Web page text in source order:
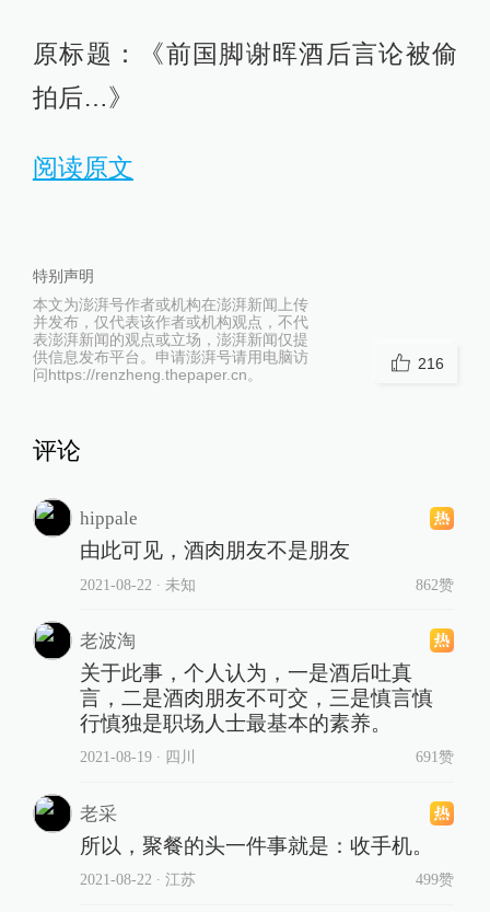
原标题：《前国脚谢晖酒后言论被偷
拍后…》
阅读原文
特别声明
本文为澎湃号作者或机构在澎湃新闻上传
并发布，仅代表该作者或机构观点，不代
表澎湃新闻的观点或立场，澎湃新闻仅提
供信息发布平台。申请澎湃号请用电脑访
问https://renzheng.thepaper.cn。
216
评论
hippale
由此可见，酒肉朋友不是朋友
2021-08-22 ∙ 未知 862赞
老波淘
关于此事，个人认为，一是酒后吐真
言，二是酒肉朋友不可交，三是慎言慎
行慎独是职场人士最基本的素养。
2021-08-19∙ 四川 691赞
老采
所以，聚餐的头一件事就是：收手机。
2021-08-22 ∙ 江苏 499赞